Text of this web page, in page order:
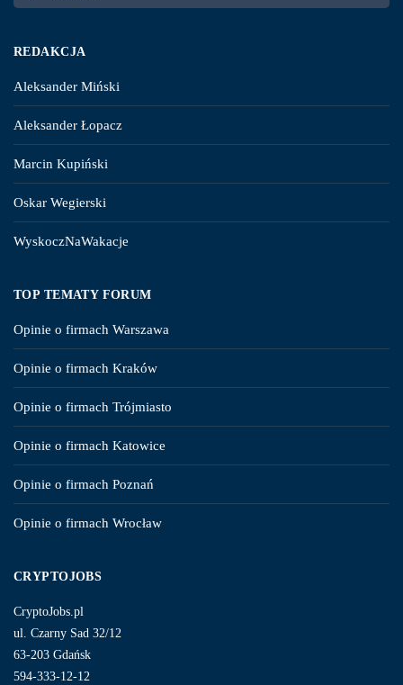
REDAKCJA
Aleksander Miński
Aleksander Łopacz
Marcin Kupiński
Oskar Wegierski
WyskoczNaWakacje
TOP TEMATY FORUM
Opinie o firmach Warszawa
Opinie o firmach Kraków
Opinie o firmach Trójmiasto
Opinie o firmach Katowice
Opinie o firmach Poznań
Opinie o firmach Wrocław
CRYPTOJOBS
CryptoJobs.pl
ul. Czarny Sad 32/12
63-203 Gdańsk
594-333-12-12